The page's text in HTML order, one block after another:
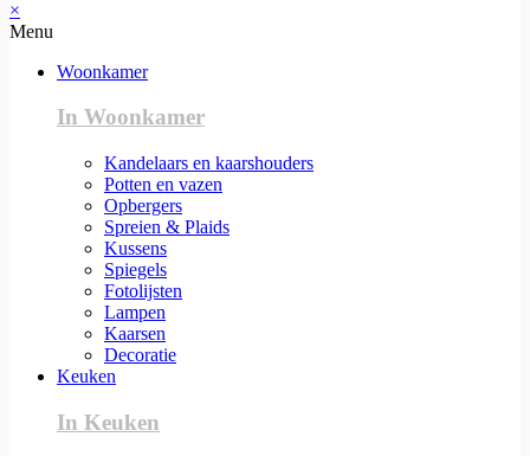
×
Menu
Woonkamer
In Woonkamer
Kandelaars en kaarshouders
Potten en vazen
Opbergers
Spreien & Plaids
Kussens
Spiegels
Fotolijsten
Lampen
Kaarsen
Decoratie
Keuken
In Keuken